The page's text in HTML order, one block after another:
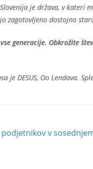
je država, v kateri
zagotovljeno dostojno
generacije. Obkrožite
je DESUS, Oo Lendava.
v